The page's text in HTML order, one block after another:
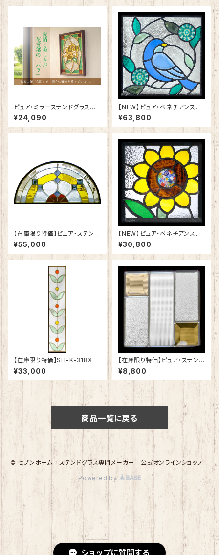
ショップに質問する
ピュア・ミラーステンドグラス
愛情の「バラ」SH-PS01
¥24,090
【NEW】ピュア・ベネチアンステ
ンドグラスSH-VE11
¥63,800
【在庫限り特価】ピュア・ステンド
グラスSH-K-GL09
¥55,000
【NEW】ピュア・ベネチアンステ
ンドグラスSH-VD11
¥30,800
【在庫限り特価】SH-K-318X
¥33,000
【在庫限り特価】ピュア・ステンド
グラスSH-K-W52
¥8,800
商品一覧に戻る
© セブンホーム ステンドグラス専門メーカー 公式オンラインショップ
Powered by